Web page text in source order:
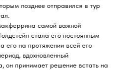
позднее отправился в тур
самой важной
стала его постоянным
его на протяжении всей его
вдохновленный
он принимает решение встать на